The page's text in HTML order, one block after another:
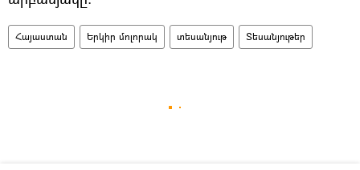
Հայաստան Երկիր մոլորակ տեսանյութ Տեսանյութեր